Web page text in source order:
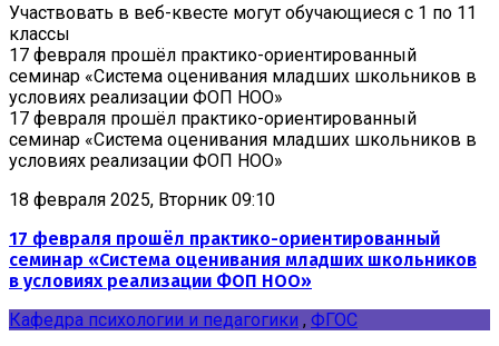
Участвовать в веб-квесте могут обучающиеся с 1 по 11
классы
17 февраля прошёл практико-ориентированный
семинар «Система оценивания младших школьников в
условиях реализации ФОП НОО»
17 февраля прошёл практико-ориентированный
семинар «Система оценивания младших школьников в
условиях реализации ФОП НОО»
18 февраля 2025, Вторник 09:10
17 февраля прошёл практико-ориентированный
семинар «Система оценивания младших школьников
в условиях реализации ФОП НОО»
Кафедра психологии и педагогики , ФГОС